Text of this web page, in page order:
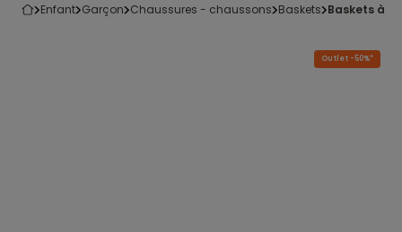
enfant garçon chaussures - chaussons baskets baskets à
Outlet -50%*